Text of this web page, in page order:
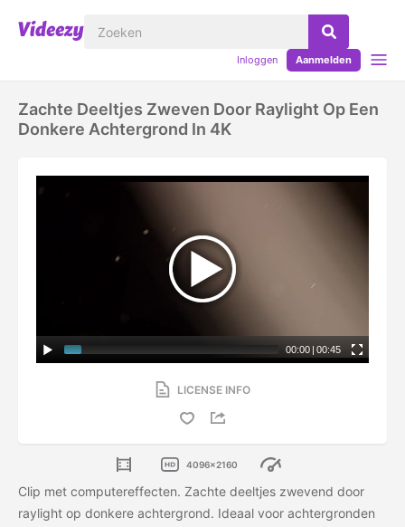
Inloggen Aanmelden
Zachte Deeltjes Zweven Door Raylight Op Een
Donkere Achtergrond In 4K
00:00 | 00:45
LICENSE INFO
4096x2160
Clip met computereffecten. Zachte deeltjes zwevend door
raylight op donkere achtergrond. Ideaal voor achtergronden